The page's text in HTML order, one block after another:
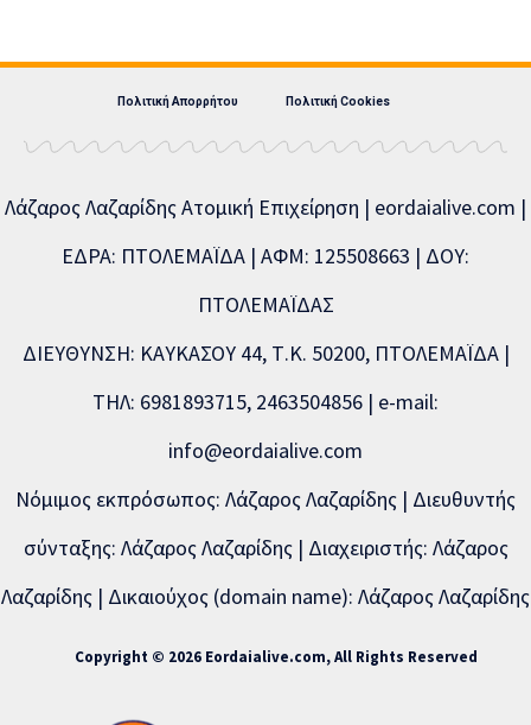
Πολιτική Απορρήτου Πολιτική Cookies
Λάζαρος Λαζαρίδης Ατομική Επιχείρηση | eordaialive.com |
ΕΔΡΑ: ΠΤΟΛΕΜΑΪΔΑ | ΑΦΜ: 125508663 | ΔΟΥ:
ΠΤΟΛΕΜΑΪΔΑΣ
ΔΙΕΥΘΥΝΣΗ: ΚΑΥΚΑΣΟΥ 44, Τ.Κ. 50200, ΠΤΟΛΕΜΑΪΔΑ |
ΤΗΛ: 6981893715, 2463504856 | e-mail:
info@eordaialive.com
Νόμιμος εκπρόσωπος: Λάζαρος Λαζαρίδης | Διευθυντής
σύνταξης: Λάζαρος Λαζαρίδης | Διαχειριστής: Λάζαρος
Λαζαρίδης | Δικαιούχος (domain name): Λάζαρος Λαζαρίδης
Copyright © 2026 Eordaialive.com, All Rights Reserved